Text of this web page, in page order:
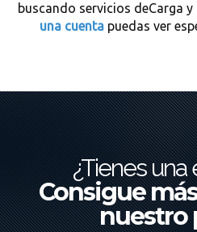
buscando servicios deCarga
una cuenta puedas ver
¿Tienes una
Consigue
nuestro